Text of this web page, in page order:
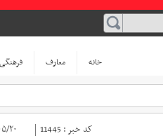
خانه معارف فرهنگی
کد خبر : 11445